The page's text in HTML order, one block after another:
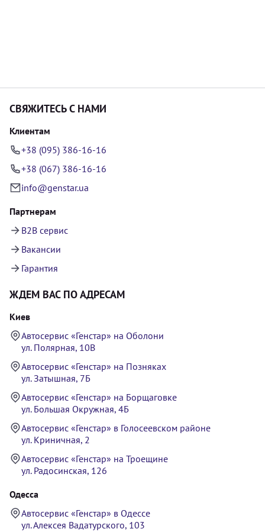
СВЯЖИТЕСЬ С НАМИ
Клиентам
+38 (095) 386-16-16
+38 (067) 386-16-16
info@genstar.ua
Партнерам
B2B сервис
Вакансии
Гарантия
ЖДЕМ ВАС ПО АДРЕСАМ
Киев
Автосервис «Генстар» на Оболони
ул. Полярная, 10В
Автосервис «Генстар» на Позняках
ул. Затышная, 7Б
Автосервис «Генстар» на Борщаговке
ул. Большая Окружная, 4Б
Автосервис «Генстар» в Голосеевском районе
ул. Криничная, 2
Автосервис «Генстар» на Троещине
ул. Радосинская, 126
Одесса
Автосервис «Генстар» в Одессе
ул. Алексея Вадатурского, 103